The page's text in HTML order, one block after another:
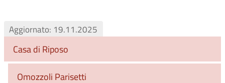
Aggiornato: 19.11.2025
Casa di Riposo
Omozzoli Parisetti